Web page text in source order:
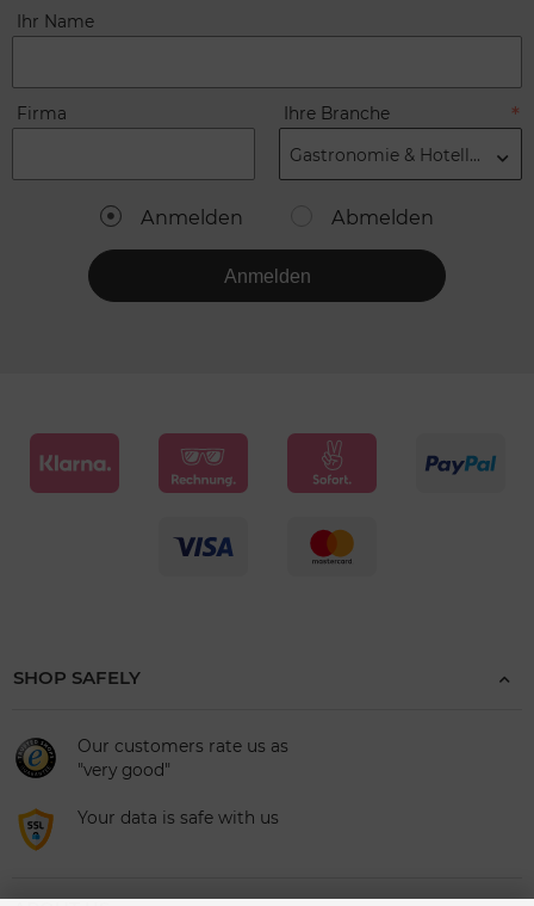
Ihr Name
Firma Ihre Branche
Gastronomie & Hotellerie
Anmelden Abmelden
Anmelden
SHOP SAFELY
Our customers rate us as
"very good"
Your data is safe with us